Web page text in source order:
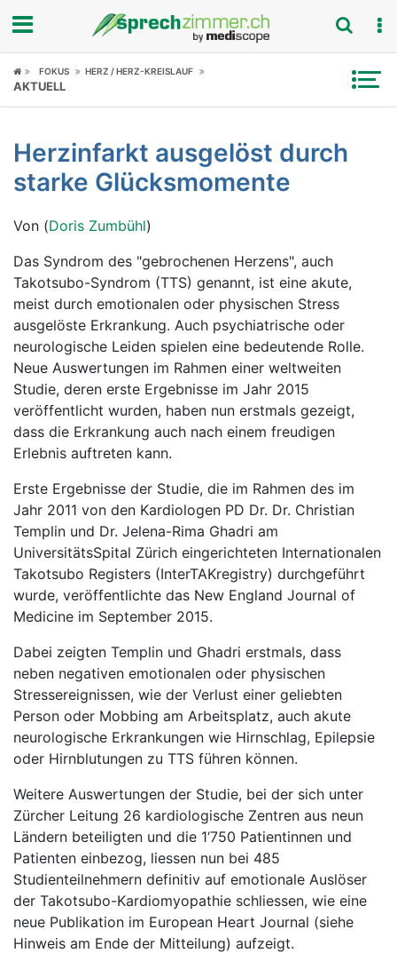
Fokus
Symptome
Ratgeber
Rubriken
FOKUS HERZ / HERZ-KREISLAUF
AKTUELL
Herzinfarkt ausgelöst durch
starke Glücksmomente
Von (Doris Zumbühl)
Das Syndrom des "gebrochenen Herzens", auch
Takotsubo-Syndrom (TTS) genannt, ist eine akute,
meist durch emotionalen oder physischen Stress
ausgelöste Erkrankung. Auch psychiatrische oder
neurologische Leiden spielen eine bedeutende Rolle.
Neue Auswertungen im Rahmen einer weltweiten
Studie, deren erste Ergebnisse im Jahr 2015
veröffentlicht wurden, haben nun erstmals gezeigt,
dass die Erkrankung auch nach einem freudigen
Erlebnis auftreten kann.
Erste Ergebnisse der Studie, die im Rahmen des im
Jahr 2011 von den Kardiologen PD Dr. Dr. Christian
Templin und Dr. Jelena-Rima Ghadri am
UniversitätsSpital Zürich eingerichteten Internationalen
Takotsubo Registers (InterTAKregistry) durchgeführt
wurde, veröffentlichte das New England Journal of
Medicine im September 2015.
Dabei zeigten Templin und Ghadri erstmals, dass
neben negativen emotionalen oder physischen
Stressereignissen, wie der Verlust einer geliebten
Person oder Mobbing am Arbeitsplatz, auch akute
neurologische Erkrankungen wie Hirnschlag, Epilepsie
oder Hirnblutungen zu TTS führen können.
Weitere Auswertungen der Studie, bei der sich unter
Zürcher Leitung 26 kardiologische Zentren aus neun
Ländern beteiligten und die 1‘750 Patientinnen und
Patienten einbezog, liessen nun bei 485
Studienteilnehmern definitiv auf emotionale Auslöser
der Takotsubo-Kardiomyopathie schliessen, wie eine
neue Publikation im European Heart Journal (siehe
Hinweis am Ende der Mitteilung) aufzeigt.